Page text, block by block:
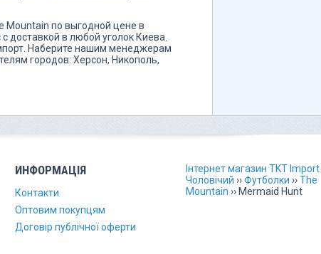
Mountain по выгодной цене в
доставкой в любой уголок Киева.
Наберите нашим менеджерам
городов: Херсон, Никополь,
ИНФОРМАЦІЯ
Контакти
Оптовим покупцям
Договір публічної оферти
Інтернет магазин TKT Import
Чоловічий ››Футболки ››The
Mountain ›› Mermaid Hunt